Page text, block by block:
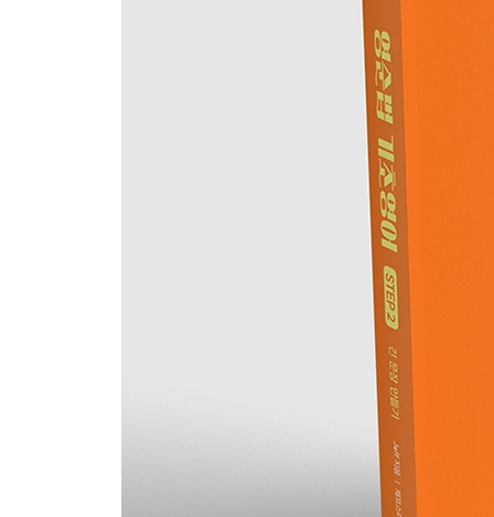
26강 세모의 기적 1 (not A but B 외) (세모를 치면
27강 세모의 기적 2 (between A and B 외) (세모를
28강 간접의문문 1 (문장안에 의문문이 쏘~옥!) (
29강 간접의문문 2 (문장안에 의문문이 쏘~옥!) (
30강 간접의문문 3 (문장안에 의문문이 쏘~옥!) (